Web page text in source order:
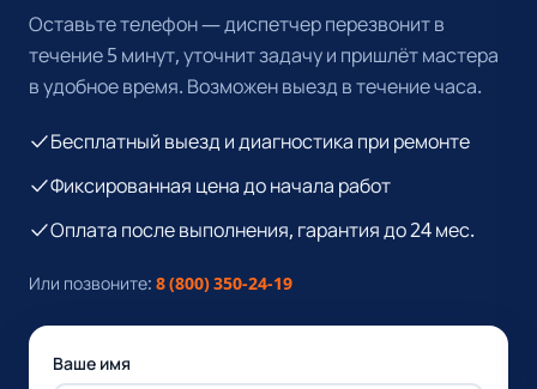
Оставьте телефон — диспетчер перезвонит в
течение 5 минут, уточнит задачу и пришлёт мастера
в удобное время. Возможен выезд в течение часа.
Бесплатный выезд и диагностика при ремонте
Фиксированная цена до начала работ
Оплата после выполнения, гарантия до 24 мес.
Или позвоните: 8 (800) 350-24-19
Ваше имя